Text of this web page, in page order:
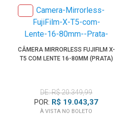
CÂMERA MIRRORLESS FUJIFILM X-
T5 COM LENTE 16-80MM (PRATA)
DE: R$ 20.349,99
POR: R$ 19.043,37
À VISTA NO BOLETO